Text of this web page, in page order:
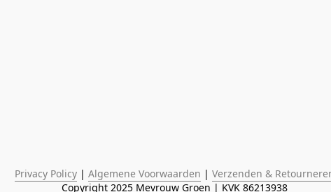
Privacy Policy | Algemene Voorwaarden | Verzenden &
Copyright 2025 Mevrouw Groen | KVK 86213938